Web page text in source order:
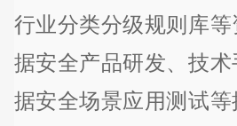
行业分类分级规则库
据安全产品研发、技
据安全场景应用测试